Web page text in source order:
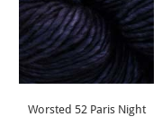
Worsted 52 Paris Night